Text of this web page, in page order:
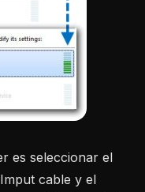
es seleccionar el
cable y el